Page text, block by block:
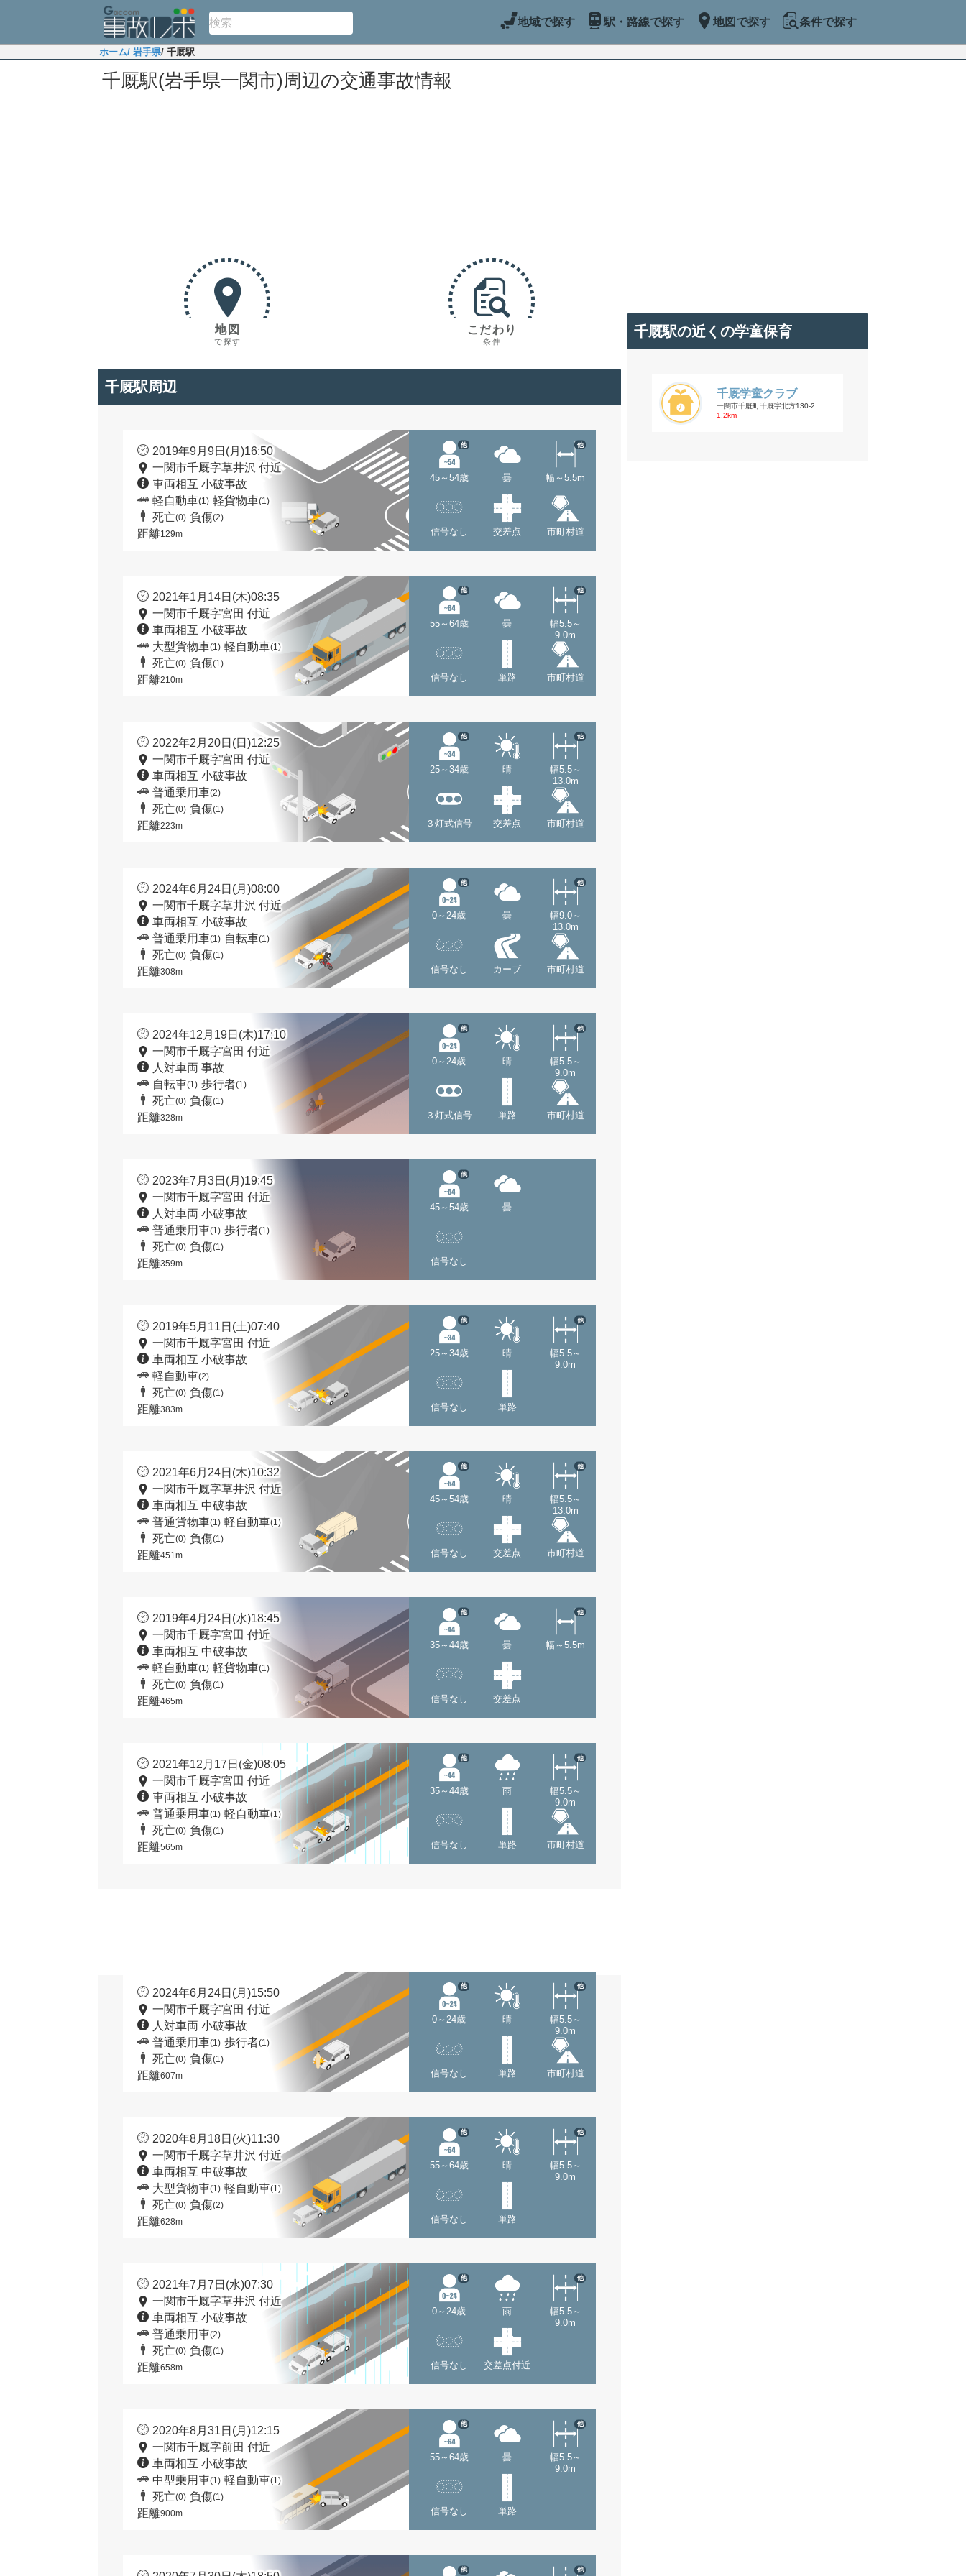
地域で探す 駅・路線で探す 地図で探す 条件で探す
ホーム/ 岩手県/ 千厩駅
千厩駅(岩手県一関市)周辺の交通事故情報
地図
で探す
こだわり
条件
千厩駅周辺
2019年9月9日(月)16:50
一関市千厩字草井沢 付近
車両相互 小破事故
軽自動車(1) 軽貨物車(1)
死亡(0) 負傷(2)
距離129m
45～54歳
他
曇 幅～5.5m
他
信号なし 交差点 市町村道
2021年1月14日(木)08:35
一関市千厩字宮田 付近
車両相互 小破事故
大型貨物車(1) 軽自動車(1)
死亡(0) 負傷(1)
距離210m
55～64歳
他
曇
幅5.5～
9.0m
他
信号なし 単路 市町村道
2022年2月20日(日)12:25
一関市千厩字宮田 付近
車両相互 小破事故
普通乗用車(2)
死亡(0) 負傷(1)
距離223m
25～34歳
他
晴
幅5.5～
13.0m
他
３灯式信号 交差点 市町村道
2024年6月24日(月)08:00
一関市千厩字草井沢 付近
車両相互 小破事故
普通乗用車(1) 自転車(1)
死亡(0) 負傷(1)
距離308m
0～24歳
他
曇
幅9.0～
13.0m
他
信号なし カーブ 市町村道
2024年12月19日(木)17:10
一関市千厩字宮田 付近
人対車両 事故
自転車(1) 歩行者(1)
死亡(0) 負傷(1)
距離328m
0～24歳
他
晴
幅5.5～
9.0m
他
３灯式信号 単路 市町村道
2023年7月3日(月)19:45
一関市千厩字宮田 付近
人対車両 小破事故
普通乗用車(1) 歩行者(1)
死亡(0) 負傷(1)
距離359m
45～54歳
他
曇
信号なし
2019年5月11日(土)07:40
一関市千厩字宮田 付近
車両相互 小破事故
軽自動車(2)
死亡(0) 負傷(1)
距離383m
25～34歳
他
晴
幅5.5～
9.0m
他
信号なし 単路
2021年6月24日(木)10:32
一関市千厩字草井沢 付近
車両相互 中破事故
普通貨物車(1) 軽自動車(1)
死亡(0) 負傷(1)
距離451m
45～54歳
他
晴
幅5.5～
13.0m
他
信号なし 交差点 市町村道
2019年4月24日(水)18:45
一関市千厩字宮田 付近
車両相互 中破事故
軽自動車(1) 軽貨物車(1)
死亡(0) 負傷(1)
距離465m
35～44歳
他
曇 幅～5.5m
他
信号なし 交差点
2021年12月17日(金)08:05
一関市千厩字宮田 付近
車両相互 小破事故
普通乗用車(1) 軽自動車(1)
死亡(0) 負傷(1)
距離565m
35～44歳
他
雨
幅5.5～
9.0m
他
信号なし 単路 市町村道
2024年6月24日(月)15:50
一関市千厩字宮田 付近
人対車両 小破事故
普通乗用車(1) 歩行者(1)
死亡(0) 負傷(1)
距離607m
0～24歳
他
晴
幅5.5～
9.0m
他
信号なし 単路 市町村道
2020年8月18日(火)11:30
一関市千厩字草井沢 付近
車両相互 中破事故
大型貨物車(1) 軽自動車(1)
死亡(0) 負傷(2)
距離628m
55～64歳
他
晴
幅5.5～
9.0m
他
信号なし 単路
2021年7月7日(水)07:30
一関市千厩字草井沢 付近
車両相互 小破事故
普通乗用車(2)
死亡(0) 負傷(1)
距離658m
0～24歳
他
雨
幅5.5～
9.0m
他
信号なし 交差点付近
2020年8月31日(月)12:15
一関市千厩字前田 付近
車両相互 小破事故
中型乗用車(1) 軽自動車(1)
死亡(0) 負傷(1)
距離900m
55～64歳
他
曇
幅5.5～
9.0m
他
信号なし 単路
他 他
千厩駅の近くの学童保育
千厩学童クラブ
一関市千厩町千厩字北方130-2
1.2km